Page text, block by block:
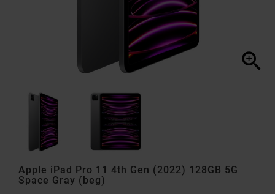

Apple iPad Pro 11 4th Gen (2022) 128GB 5G
Space Gray (beg)